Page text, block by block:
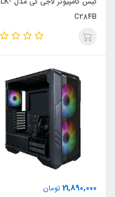
C284B
21,890,000 تومان